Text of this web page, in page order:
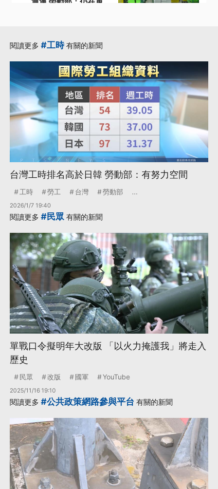
洪申翰·更多...
閱讀更多 #工時有關的新聞
台灣工時排名高於日韓 勞動部：有努力空間
工時 勞工 台灣 勞動部 ...
2026/1/7 19:40
閱讀更多 #民眾 有關的新聞
單戰口令擬明年大改版 「以火力掩護我」將走入
歷史
民眾 改版 國軍 YouTube
2025/11/16 19:10
閱讀更多 #公共政策網路參與平台 有關的新聞